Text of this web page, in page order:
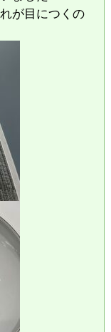
が目につくの